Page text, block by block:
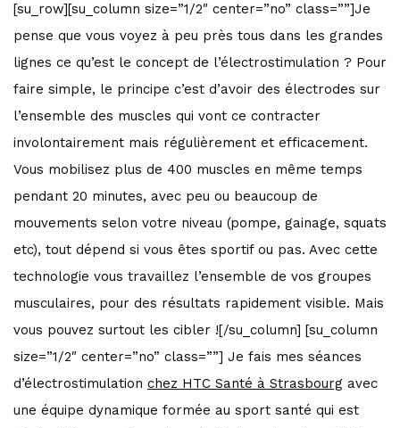
[su_row][su_column size=”1/2″ center=”no” class=””]Je
pense que vous voyez à peu près tous dans les grandes
lignes ce qu’est le concept de l’électrostimulation ? Pour
faire simple, le principe c’est d’avoir des électrodes sur
l’ensemble des muscles qui vont ce contracter
involontairement mais régulièrement et efficacement.
Vous mobilisez plus de 400 muscles en même temps
pendant 20 minutes, avec peu ou beaucoup de
mouvements selon votre niveau (pompe, gainage, squats
etc), tout dépend si vous êtes sportif ou pas. Avec cette
technologie vous travaillez l’ensemble de vos groupes
musculaires, pour des résultats rapidement visible. Mais
vous pouvez surtout les cibler ![/su_column] [su_column
size=”1/2″ center=”no” class=””] Je fais mes séances
d’électrostimulation chez HTC Santé à Strasbourg avec
une équipe dynamique formée au sport santé qui est